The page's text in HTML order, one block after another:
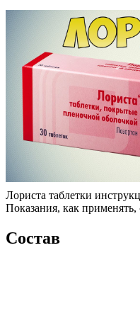
Лориста таблетки
Показания, как применять,
Состав